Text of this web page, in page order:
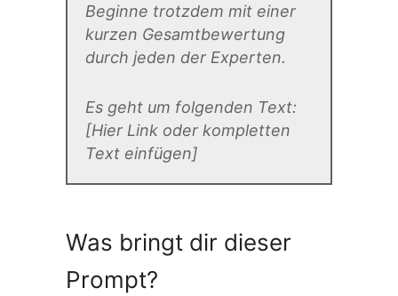
Beginne trotzdem mit einer
kurzen Gesamtbewertung
durch jeden der Experten.
Es geht um folgenden Text:
[Hier Link oder kompletten
Text einfügen]
Was bringt dir dieser
Prompt?